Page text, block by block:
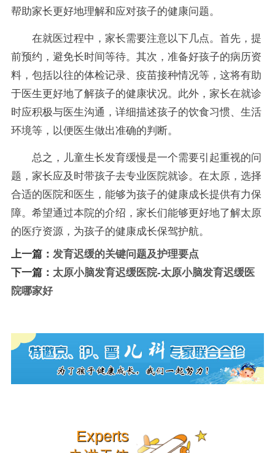
帮助家长更好地理解和应对孩子的健康问题。
在就医过程中，家长需要注意以下几点。首先，提
前预约，避免长时间等待。其次，准备好孩子的病历资
料，包括以往的体检记录、疫苗接种情况等，这将有助
于医生更好地了解孩子的健康状况。此外，家长在就诊
时应积极与医生沟通，详细描述孩子的饮食习惯、生活
环境等，以便医生做出准确的判断。
总之，儿童生长发育缓慢是一个需要引起重视的问
题，家长应及时带孩子去专业医院就诊。在太原，选择
合适的医院和医生，能够为孩子的健康成长提供有力保
障。希望通过本院的介绍，家长们能够更好地了解太原
的医疗资源，为孩子的健康成长保驾护航。
上一篇： 发育迟缓的关键问题及护理要点
下一篇： 太原小脑发育迟缓医院-太原小脑发育迟缓医
院哪家好
Experts